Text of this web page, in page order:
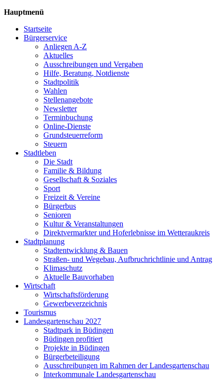
Hauptmenü
Startseite
Bürgerservice
Anliegen A-Z
Aktuelles
Ausschreibungen und Vergaben
Hilfe, Beratung, Notdienste
Stadtpolitik
Wahlen
Stellenangebote
Newsletter
Terminbuchung
Online-Dienste
Grundsteuerreform
Steuern
Stadtleben
Die Stadt
Familie & Bildung
Gesellschaft & Soziales
Sport
Freizeit & Vereine
Bürgerbus
Senioren
Kultur & Veranstaltungen
Direktvermarkter und Hoferlebnisse im Wetteraukreis
Stadtplanung
Stadtentwicklung & Bauen
Straßen- und Wegebau, Aufbruchrichtlinie und Antrag
Klimaschutz
Aktuelle Bauvorhaben
Wirtschaft
Wirtschaftsförderung
Gewerbeverzeichnis
Tourismus
Landesgartenschau 2027
Stadtpark in Büdingen
Büdingen profitiert
Projekte in Büdingen
Bürgerbeteiligung
Ausschreibungen im Rahmen der Landesgartenschau
Interkommunale Landesgartenschau